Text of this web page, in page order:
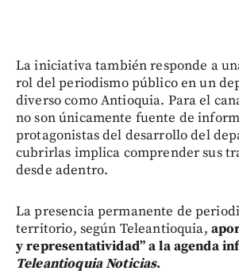
La iniciativa también responde a
rol del periodismo público en un
diverso como Antioquia. Para el
no son únicamente fuente de
protagonistas del desarrollo del
cubrirlas implica comprender sus
desde adentro.
La presencia permanente de
territorio, según Teleantioquia,
y representatividad” a la agenda
Teleantioquia Noticias.